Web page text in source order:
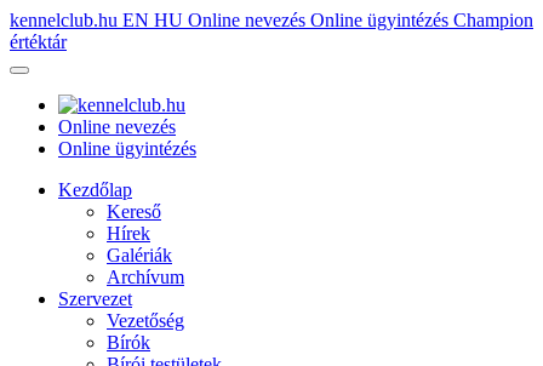
kennelclub.hu EN HU Online nevezés Online ügyintézés Champion
értéktár
Online nevezés
Online ügyintézés
Kezdőlap
Kereső
Hírek
Galériák
Archívum
Szervezet
Vezetőség
Bírók